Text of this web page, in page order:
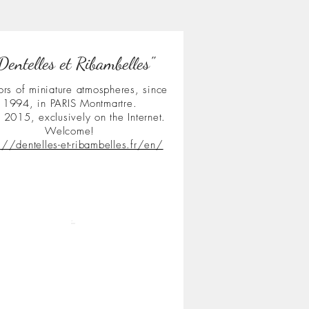
et Ribambelles"
of miniature atmospheres, since
1994, in PARIS Montmartre.
2015, exclusively on the Internet.
Welcome!
dentelles-et-ribambelles.fr/en/